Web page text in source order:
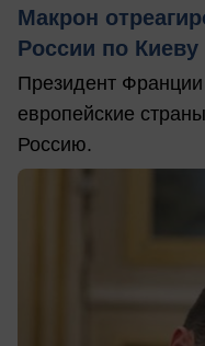
Макрон
России по
Президент
европейские
Россию.